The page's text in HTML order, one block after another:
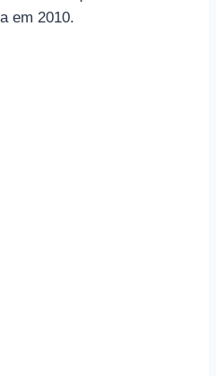
em 2010.